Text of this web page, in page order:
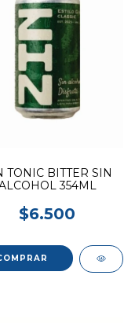
TONIC BITTER SIN
354ML
$6.500